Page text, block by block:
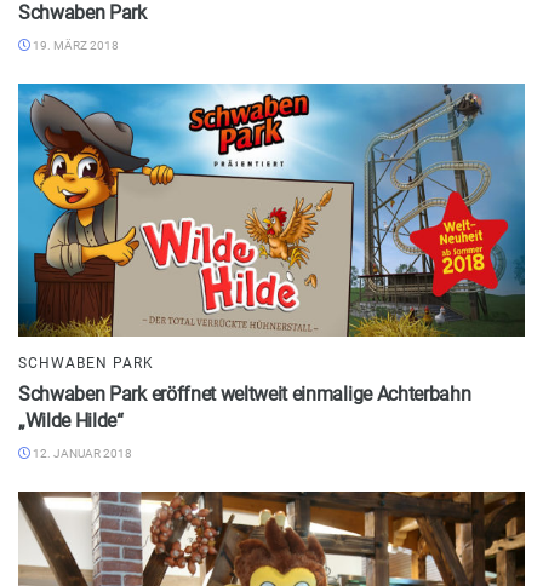
Schwaben Park
19. MÄRZ 2018
SCHWABEN PARK
Schwaben Park eröffnet weltweit einmalige Achterbahn
„Wilde Hilde“
12. JANUAR 2018